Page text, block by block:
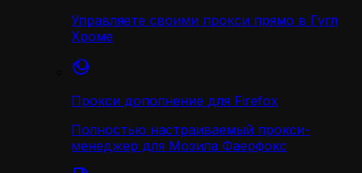
Управляете своими прокси прямо в Гугл
Хроме
Прокси дополнение для Firefox
Полностью настраиваемый прокси-
менеджер для Мозила Фаерфокс